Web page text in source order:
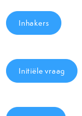
Inhakers
Initiële vraag